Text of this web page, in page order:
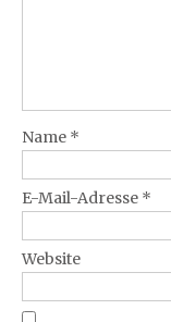
Name *
E-Mail-Adresse *
Website